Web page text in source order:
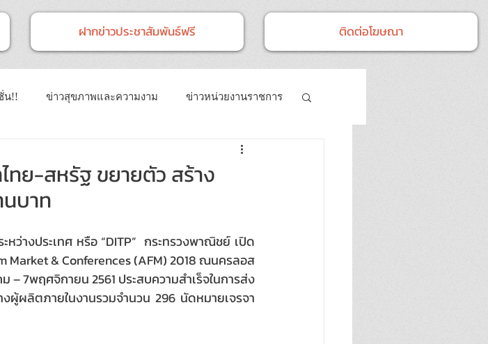
ฝากข่าวประชาสัมพันธ์ฟรี ติดต่อโฆษณา
น!! ข่าวสุขภาพและความงาม ข่าวหน่วยงานราชการ
โลยี IT
ทย-สหรัฐ ขยายตัว สร้าง
นบาท
ว่างประเทศ หรือ “DITP”  กระทรวงพาณิชย์ เปิด
Market & Conferences (AFM) 2018 ณนครลอส
– 7พฤศจิกายน 2561 ประสบความสำเร็จในการส่ง
ผู้ผลิตภายในงานรวมจำนวน 296 นัดหมายเจรจา